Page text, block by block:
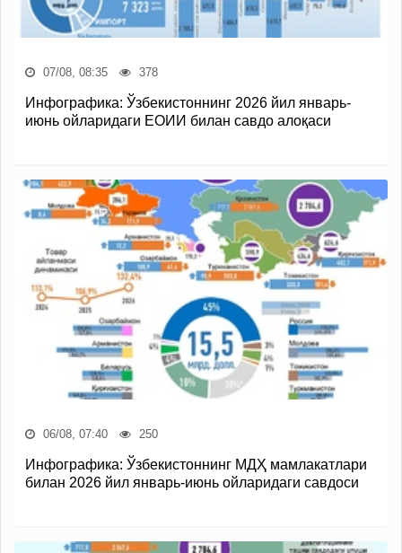
07/08, 08:35 378
Инфографика: Ўзбекистоннинг 2026 йил январь-
июнь ойларидаги ЕОИИ билан савдо алоқаси
06/08, 07:40 250
Инфографика: Ўзбекистоннинг МДҲ мамлакатлари
билан 2026 йил январь-июнь ойларидаги савдоси